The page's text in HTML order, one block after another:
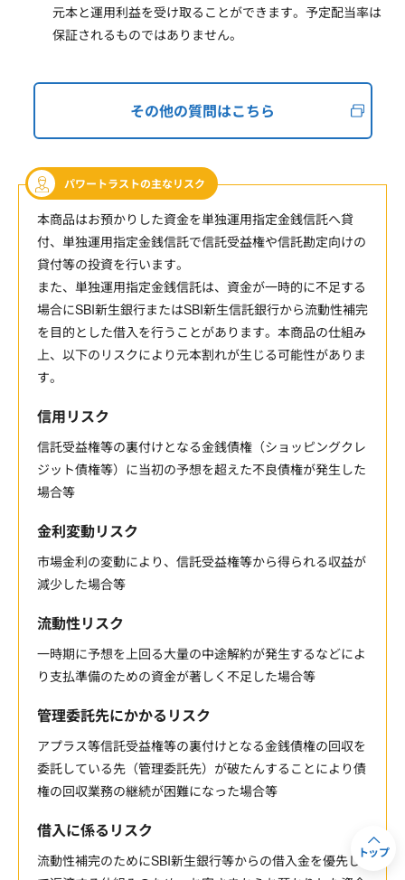
元本と運用利益を受け取ることができます。予定配当率は
保証されるものではありません。
その他の質問はこちら
パワートラストの主なリスク
本商品はお預かりした資金を単独運用指定金銭信託へ貸
付、単独運用指定金銭信託で信託受益権や信託勘定向けの
貸付等の投資を行います。
また、単独運用指定金銭信託は、資金が一時的に不足する
場合にSBI新生銀行またはSBI新生信託銀行から流動性補完
を目的とした借入を行うことがあります。本商品の仕組み
上、以下のリスクにより元本割れが生じる可能性がありま
す。
信用リスク
信託受益権等の裏付けとなる金銭債権（ショッピングクレ
ジット債権等）に当初の予想を超えた不良債権が発生した
場合等
金利変動リスク
市場金利の変動により、信託受益権等から得られる収益が
減少した場合等
流動性リスク
一時期に予想を上回る大量の中途解約が発生するなどによ
り支払準備のための資金が著しく不足した場合等
管理委託先にかかるリスク
アプラス等信託受益権等の裏付けとなる金銭債権の回収を
委託している先（管理委託先）が破たんすることにより債
権の回収業務の継続が困難になった場合等
借入に係るリスク
流動性補完のためにSBI新生銀行等からの借入金を優先し トップ